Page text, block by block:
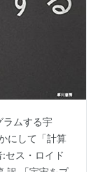
ラムする宇
にして「計算
セス・ロイド